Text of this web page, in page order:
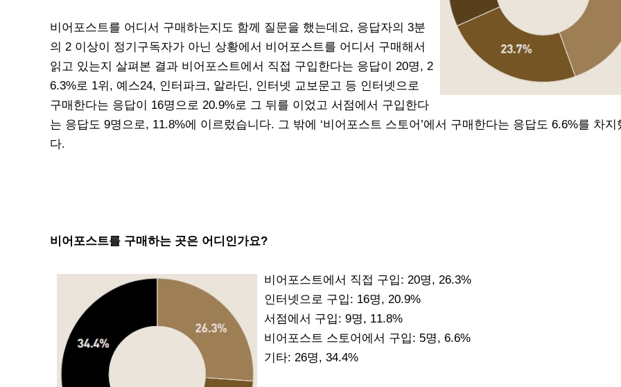
비어포스트를 어디서 구매하는지도 함께 질문을 했는데요, 응답자의 3분
의 2 이상이 정기구독자가 아닌 상황에서 비어포스트를 어디서 구매해서
읽고 있는지 살펴본 결과 비어포스트에서 직접 구입한다는 응답이 20명, 2
6.3%로 1위, 예스24, 인터파크, 알라딘, 인터넷 교보문고 등 인터넷으로
구매한다는 응답이 16명으로 20.9%로 그 뒤를 이었고 서점에서 구입한다
는 응답도 9명으로, 11.8%에 이르렀습니다. 그 밖에 ‘비어포스트 스토어’에서 구매한다는 응답도 6.6%를 차지
다.
비어포스트를 구매하는 곳은 어디인가요?
비어포스트에서 직접 구입: 20명, 26.3%
인터넷으로 구입: 16명, 20.9%
서점에서 구입: 9명, 11.8%
비어포스트 스토어에서 구입: 5명, 6.6%
기타: 26명, 34.4%